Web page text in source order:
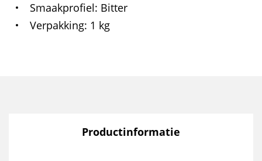
Smaakprofiel Bitter
Verpakking 1 kg
Productinformatie